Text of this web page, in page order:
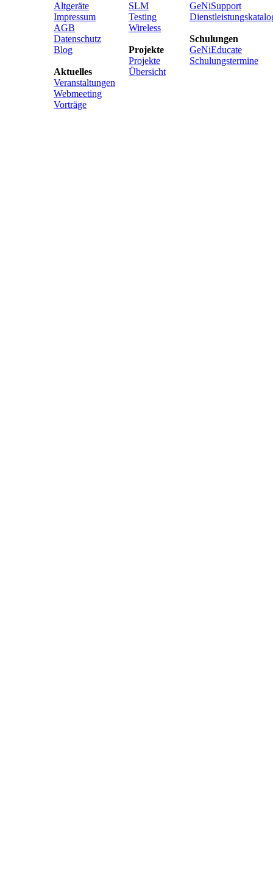
Altgeräte
Impressum
AGB
Datenschutz
Blog
Aktuelles
Veranstaltungen
Webmeeting
Vorträge
SLM
Testing
Wireless
Projekte
Projekte
Übersicht
GeNiSupport
Schulungen
GeNiEducate
Schulungstermine